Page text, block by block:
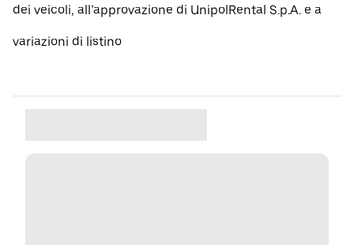
dei veicoli, all’approvazione di UnipolRental S.p.A. e a
variazioni di listino